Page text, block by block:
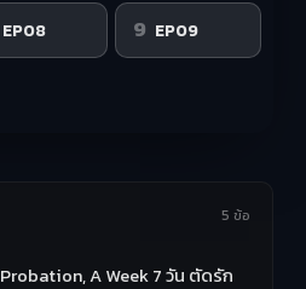
EP08 9 EP09
5 ข้อ
A Week 7 วัน ตัดรัก